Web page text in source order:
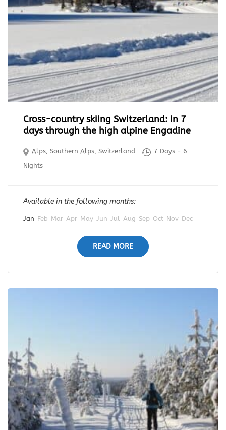
Cross-country skiing Switzerland: in 7
days through the high alpine Engadine
Alps,Southern Alps,Switzerland
7 Days - 6
Nights
Available in the following months:
Jan Feb Mar Apr May Jun Jul Aug Sep Oct Nov Dec
READ MORE